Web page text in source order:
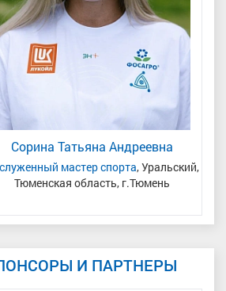
Сорина Татьяна Андреевна
мастер спорта, Уральский,
Тюменская область, г.Тюмень
И ПАРТНЕРЫ